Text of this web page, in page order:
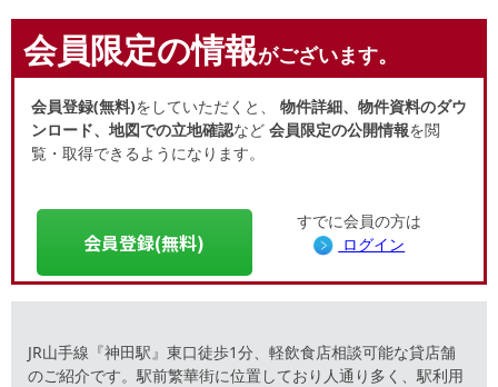
会員限定の情報がございます。
会員登録(無料)をしていただくと、 物件詳細、物件資料のダウ
ンロード、地図での立地確認など 会員限定の公開情報を閲
覧・取得できるようになります。
会員登録(無料)
すでに会員の方は
ログイン
JR山手線『神田駅』東口徒歩1分、軽飲食店相談可能な貸店舗
のご紹介です。駅前繁華街に位置しており人通り多く、駅利用